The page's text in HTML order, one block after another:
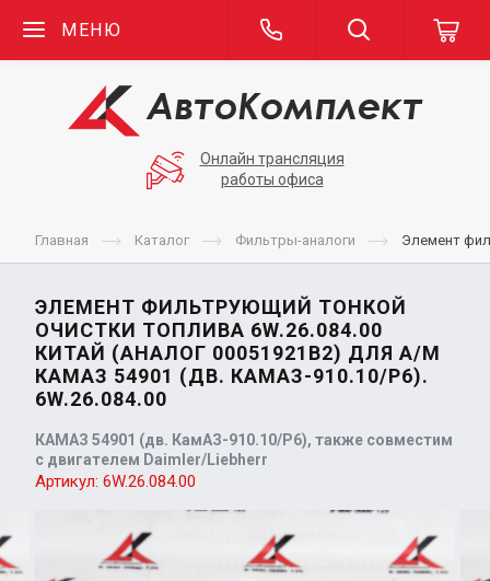
МЕНЮ
Онлайн трансляция
работы офиса
Главная Каталог Фильтры-аналоги Элемент
ЭЛЕМЕНТ ФИЛЬТРУЮЩИЙ ТОНКОЙ
ОЧИСТКИ ТОПЛИВА 6W.26.084.00
КИТАЙ (АНАЛОГ 00051921В2) ДЛЯ А/М
КАМАЗ 54901 (ДВ. КАМАЗ-910.10/Р6).
6W.26.084.00
КАМАЗ 54901 (дв. КамАЗ-910.10/Р6), также совместим
с двигателем Daimler/Liebherr
Артикул: 6W.26.084.00